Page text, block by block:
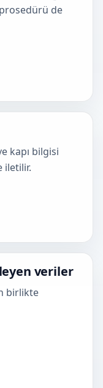
de
kapı bilgisi
iletilir.
veriler
birlikte